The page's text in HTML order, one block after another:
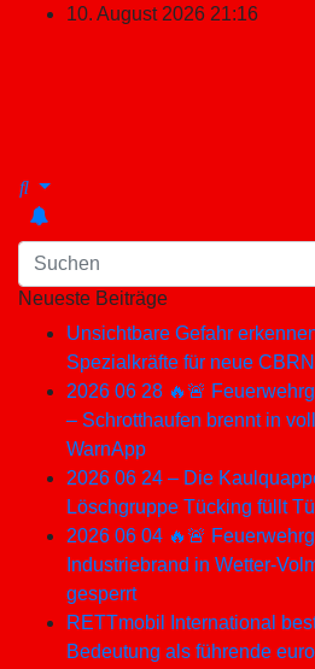
10. August 2026 21:16
Neueste Beiträge
Unsichtbare Gefahr
Spezialkräfte für neue
2026 06 28 🔥🚨
– Schrotthaufen brennt in
WarnApp
2026 06 24 – Die
Löschgruppe Tücking füllt
2026 06 04 🔥🚨
Industriebrand in Wetter-
gesperrt
RETTmobil International
Bedeutung als führende